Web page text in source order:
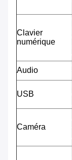
Clavier
numérique
Audio
USB
Caméra